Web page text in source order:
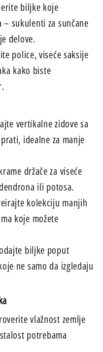
biljke koje
sukulenti za sunčane
delove.
police, viseće saksije
kako biste
vertikalne zidove sa
idealne za manje
držače za viseće
ili potosa.
kolekciju manjih
koje možete
biljke poput
ne samo da izgledaju
vlažnost zemlje
potrebama